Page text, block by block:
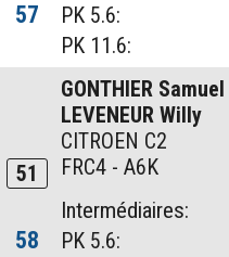
57
PK 5.6:
PK 11.6:
51
GONTHIER Samuel
LEVENEUR Willy
CITROEN C2
FRC4 - A6K
58
Intermédiaires:
PK 5.6: